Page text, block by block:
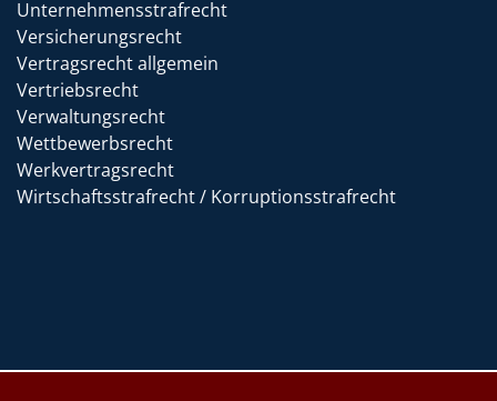
Unternehmensstrafrecht
Versicherungsrecht
Vertragsrecht allgemein
Vertriebsrecht
Verwaltungsrecht
Wettbewerbsrecht
Werkvertragsrecht
Wirtschaftsstrafrecht / Korruptionsstrafrecht